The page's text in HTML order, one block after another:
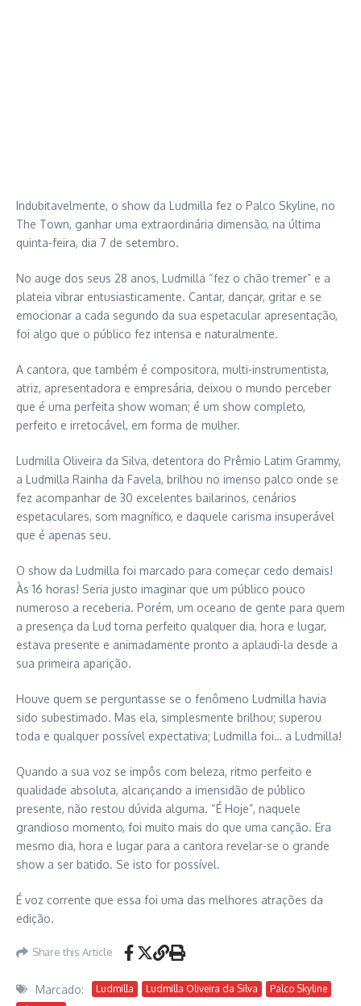
Indubitavelmente, o show da Ludmilla fez o Palco Skyline, no
The Town, ganhar uma extraordinária dimensão, na última
quinta-feira, dia 7 de setembro.
No auge dos seus 28 anos, Ludmilla “fez o chão tremer” e a
plateia vibrar entusiasticamente. Cantar, dançar, gritar e se
emocionar a cada segundo da sua espetacular apresentação,
foi algo que o público fez intensa e naturalmente.
A cantora, que também é compositora, multi-instrumentista,
atriz, apresentadora e empresária, deixou o mundo perceber
que é uma perfeita show woman; é um show completo,
perfeito e irretocável, em forma de mulher.
Ludmilla Oliveira da Silva, detentora do Prêmio Latim Grammy,
a Ludmilla Rainha da Favela, brilhou no imenso palco onde se
fez acompanhar de 30 excelentes bailarinos, cenários
espetaculares, som magnífico, e daquele carisma insuperável
que é apenas seu.
O show da Ludmilla foi marcado para começar cedo demais!
Às 16 horas! Seria justo imaginar que um público pouco
numeroso a receberia. Porém, um oceano de gente para quem
a presença da Lud torna perfeito qualquer dia, hora e lugar,
estava presente e animadamente pronto a aplaudi-la desde a
sua primeira aparição.
Houve quem se perguntasse se o fenômeno Ludmilla havia
sido subestimado. Mas ela, simplesmente brilhou; superou
toda e qualquer possível expectativa; Ludmilla foi… a Ludmilla!
Quando a sua voz se impôs com beleza, ritmo perfeito e
qualidade absoluta, alcançando a imensidão de público
presente, não restou dúvida alguma. “É Hoje”, naquele
grandioso momento, foi muito mais do que uma canção. Era
mesmo dia, hora e lugar para a cantora revelar-se o grande
show a ser batido. Se isto for possível.
É voz corrente que essa foi uma das melhores atrações da
edição.
Share this Article
Marcado: Ludmilla Ludmilla Oliveira da Silva
Palco Skyline